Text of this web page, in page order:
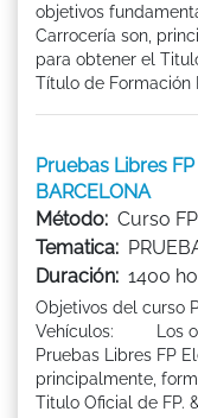
objetivos
Carrocería son,
para obtener el
Título de Formación
Pruebas Libres
BARCELONA
Método: Curso
Tematica:
Duración: 1400
Objetivos del curso
Vehículos: Los
Pruebas Libres FP
principalmente,
Titulo Oficial de FP.